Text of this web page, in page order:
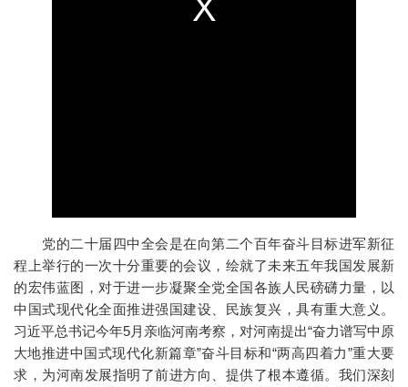
党的二十届四中全会是在向第二个百年奋斗目标进军新征
程上举行的一次十分重要的会议，绘就了未来五年我国发展新
的宏伟蓝图，对于进一步凝聚全党全国各族人民磅礴力量，以
中国式现代化全面推进强国建设、民族复兴，具有重大意义。
习近平总书记今年5月亲临河南考察，对河南提出“奋力谱写中原
大地推进中国式现代化新篇章”奋斗目标和“两高四着力”重大要
求，为河南发展指明了前进方向、提供了根本遵循。我们深刻